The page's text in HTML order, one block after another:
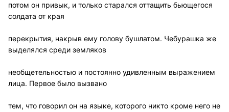
потом он привык, и только старался оттащить бьющегося
солдата от края
перекрытия, накрыв ему голову бушлатом. Чебурашка же
выделялся среди земляков
необщетельностью и постоянно удивленным выражением
лица. Первое было вызвано
тем, что говорил он на языке, которого никто кроме него не